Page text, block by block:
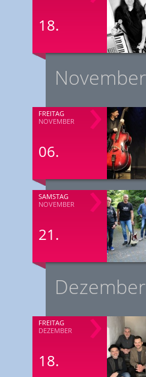
18.
FREITAG
NOVEMBER
06.
SAMSTAG
NOVEMBER
21.
FREITAG
DEZEMBER
18.